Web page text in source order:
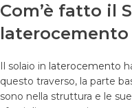
Com’è fatto il
laterocemento
Il solaio in laterocemento
questo traverso, la parte
sono nella struttura e le